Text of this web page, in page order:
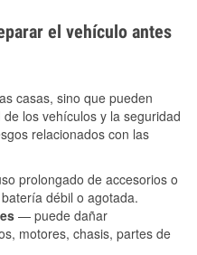
el vehículo antes
casas, sino que pueden
los vehículos y la seguridad
relacionados con las
prolongado de accesorios o
débil o agotada.
— puede dañar
motores, chasis, partes de